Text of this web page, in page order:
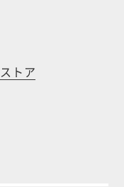
トア